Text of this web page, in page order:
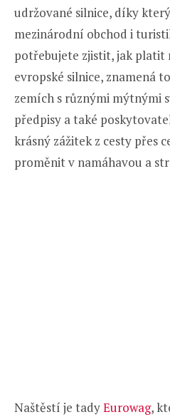
udržované silnice, díky
mezinárodní obchod i
potřebujete zjistit, jak platit
evropské silnice, znamená
zemích s různými mýtnými
předpisy a také
krásný zážitek z cesty přes
proměnit v namáhavou a
Naštěstí je tadyEurowag,